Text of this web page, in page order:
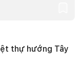
thự hướng Tây